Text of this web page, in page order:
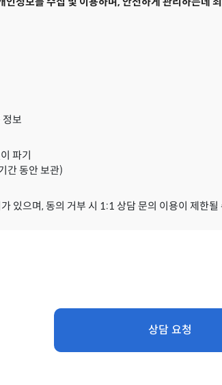
정보
파기
간 동안 보관)
있으며, 동의 거부 시 1:1 상담 문의 이용이 제한될
상담 요청